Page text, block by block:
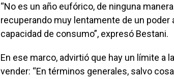
“No es un año eufórico, de ninguna
recuperando muy lentamente de un
capacidad de consumo”, expresó Bestani.
En ese marco, advirtió que hay un límite a
vender: “En términos generales, salvo